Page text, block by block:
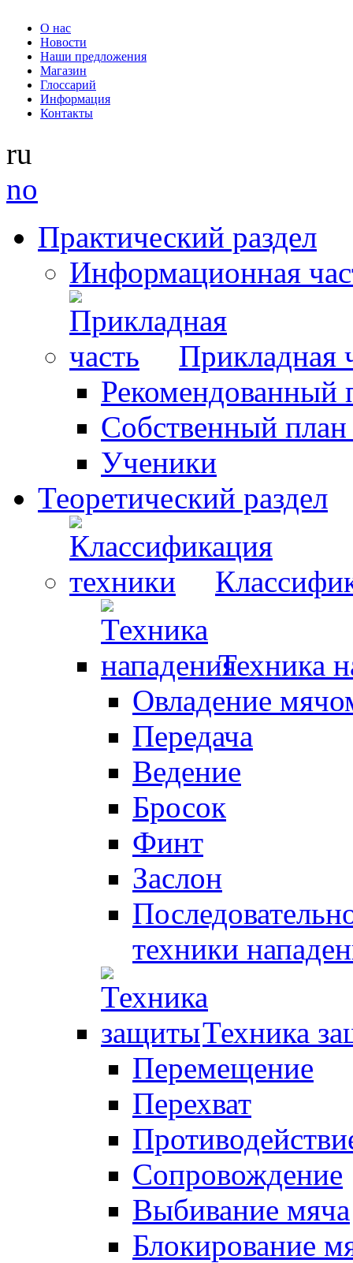
О нас
Новости
Наши предложения
Магазин
Глоссарий
Информация
Контакты
ru
no
Практический раздел
Информационная
Прикладная
Рекомендованный
Собственный
Ученики
Теоретический раздел
Техника
Овладение
Передача
Ведение
Бросок
Финт
Заслон
техники
Техника
Перемещение
Перехват
Сопровождение
Выбивание мяча
Блокирование